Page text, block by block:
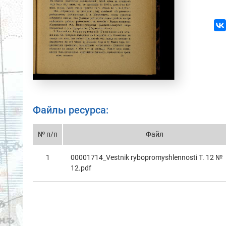
Файлы ресурса:
№ п/п Файл
1
00001714_Vestnik rybopromyshlennosti T. 12 №
12.pdf